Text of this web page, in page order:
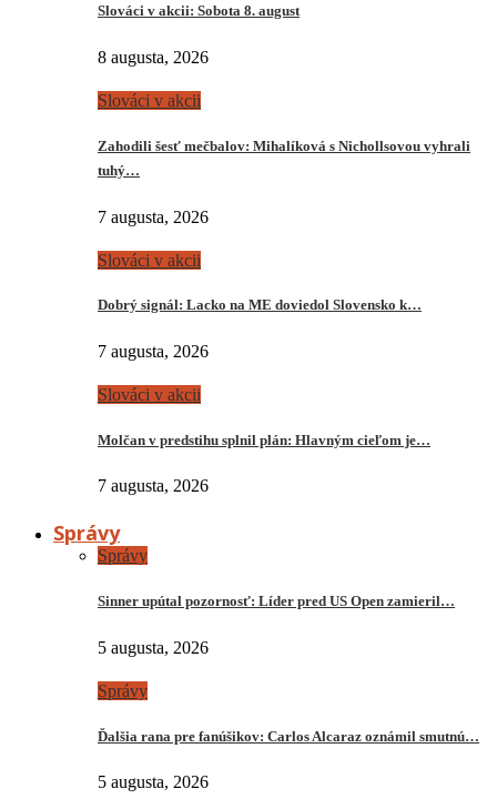
Slováci v akcii: Sobota 8. august
8 augusta, 2026
Slováci v akcii
Zahodili šesť mečbalov: Mihalíková s Nichollsovou vyhrali
tuhý…
7 augusta, 2026
Slováci v akcii
Dobrý signál: Lacko na ME doviedol Slovensko k…
7 augusta, 2026
Slováci v akcii
Molčan v predstihu splnil plán: Hlavným cieľom je…
7 augusta, 2026
Správy
Správy
Sinner upútal pozornosť: Líder pred US Open zamieril…
5 augusta, 2026
Správy
Ďalšia rana pre fanúšikov: Carlos Alcaraz oznámil smutnú…
5 augusta, 2026